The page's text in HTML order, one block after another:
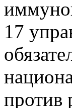
17
против